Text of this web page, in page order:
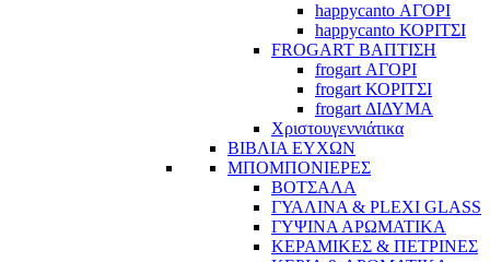
happycanto ΑΓΟΡΙ
happycanto ΚΟΡΙΤΣΙ
FROGART ΒΑΠΤΙΣΗ
frogart ΑΓΟΡΙ
frogart ΚΟΡΙΤΣΙ
frogart ΔΙΔΥΜΑ
Χριστουγεννιάτικα
ΒΙΒΛΙΑ ΕΥΧΩΝ
ΜΠΟΜΠΟΝΙΕΡΕΣ
ΒΟΤΣΑΛΑ
ΓΥΑΛΙΝΑ & PLEXI GLASS
ΓΥΨΙΝΑ ΑΡΩΜΑΤΙΚΑ
ΚΕΡΑΜΙΚΕΣ & ΠΕΤΡΙΝΕΣ